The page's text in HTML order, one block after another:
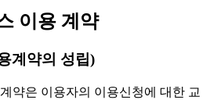
이용 계약
계약의 성립)
약은 이용자의 이용신청에 대한 교